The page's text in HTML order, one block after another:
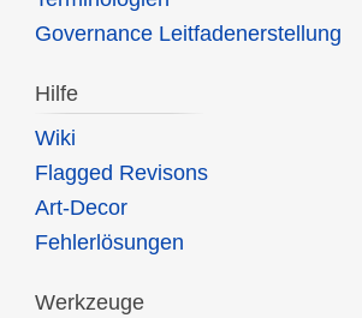
Governance Leitfadenerstellung
Hilfe
Wiki
Flagged Revisons
Art-Decor
Fehlerlösungen
Werkzeuge